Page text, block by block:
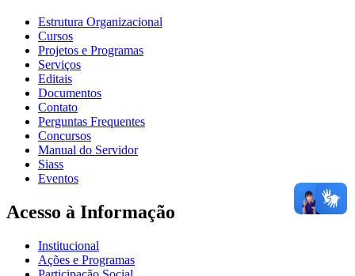
Estrutura Organizacional
Cursos
Projetos e Programas
Serviços
Editais
Documentos
Contato
Perguntas Frequentes
Concursos
Manual do Servidor
Siass
Eventos
Acesso à Informação
Institucional
Ações e Programas